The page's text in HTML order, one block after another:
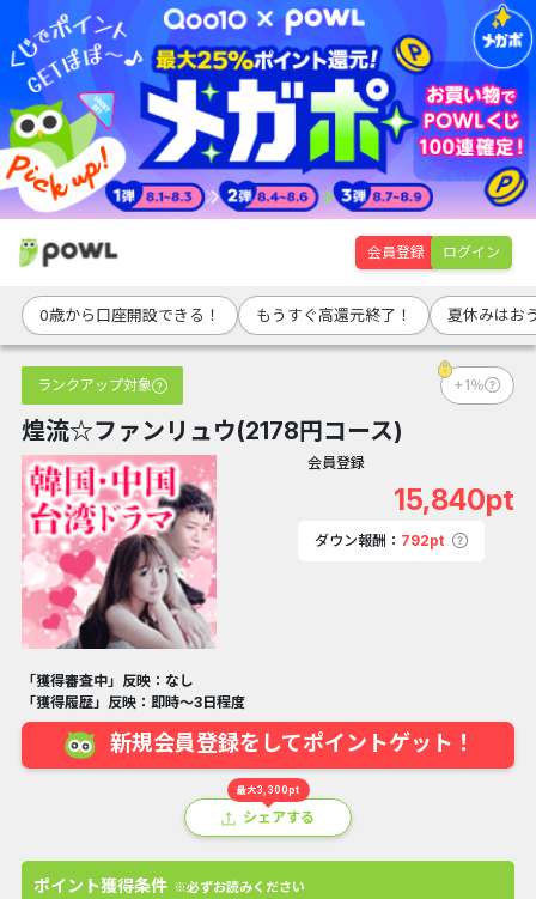
会員登録 ログイン
0歳から口座開設できる！ もうすぐ高還元終了！ 夏休みはお
ランクアップ対象 +1％
煌流☆ファンリュウ(2178円コース)
会員登録
15,840pt
ダウン報酬： 792pt
「獲得審査中」反映：なし
「獲得履歴」反映：即時～3日程度
新規会員登録をしてポイントゲット！
最大3,300pt
シェアする
ポイント獲得条件 ※必ずお読みください